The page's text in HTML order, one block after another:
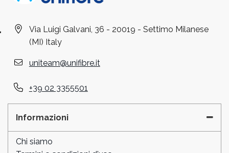
Via Luigi Galvani, 36 - 20019 - Settimo Milanese
(MI) Italy
uniteam@unifibre.it
+39 02 3355501
Informazioni
Chi siamo